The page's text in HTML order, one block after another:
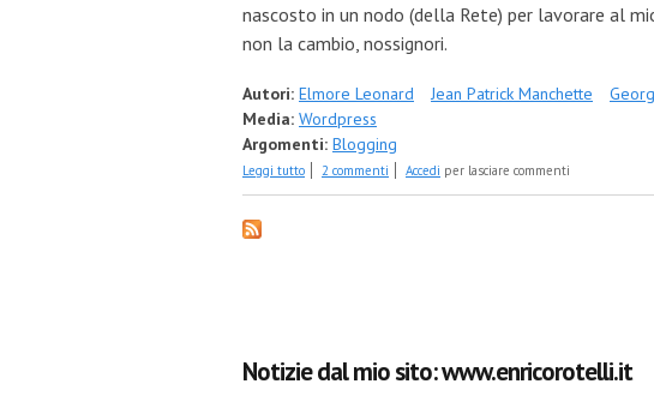
nascosto in un nodo (della Rete) per lavorare al
non la cambio, nossignori.
Autori: Elmore Leonard Jean Patrick Manchette
Media: Wordpress
Argomenti: Blogging
Leggi tutto su Cucù!! Ci sono ancora.
2 commenti Accedi per lasciare commenti
Notizie dal mio sito: www.enricorotelli.it